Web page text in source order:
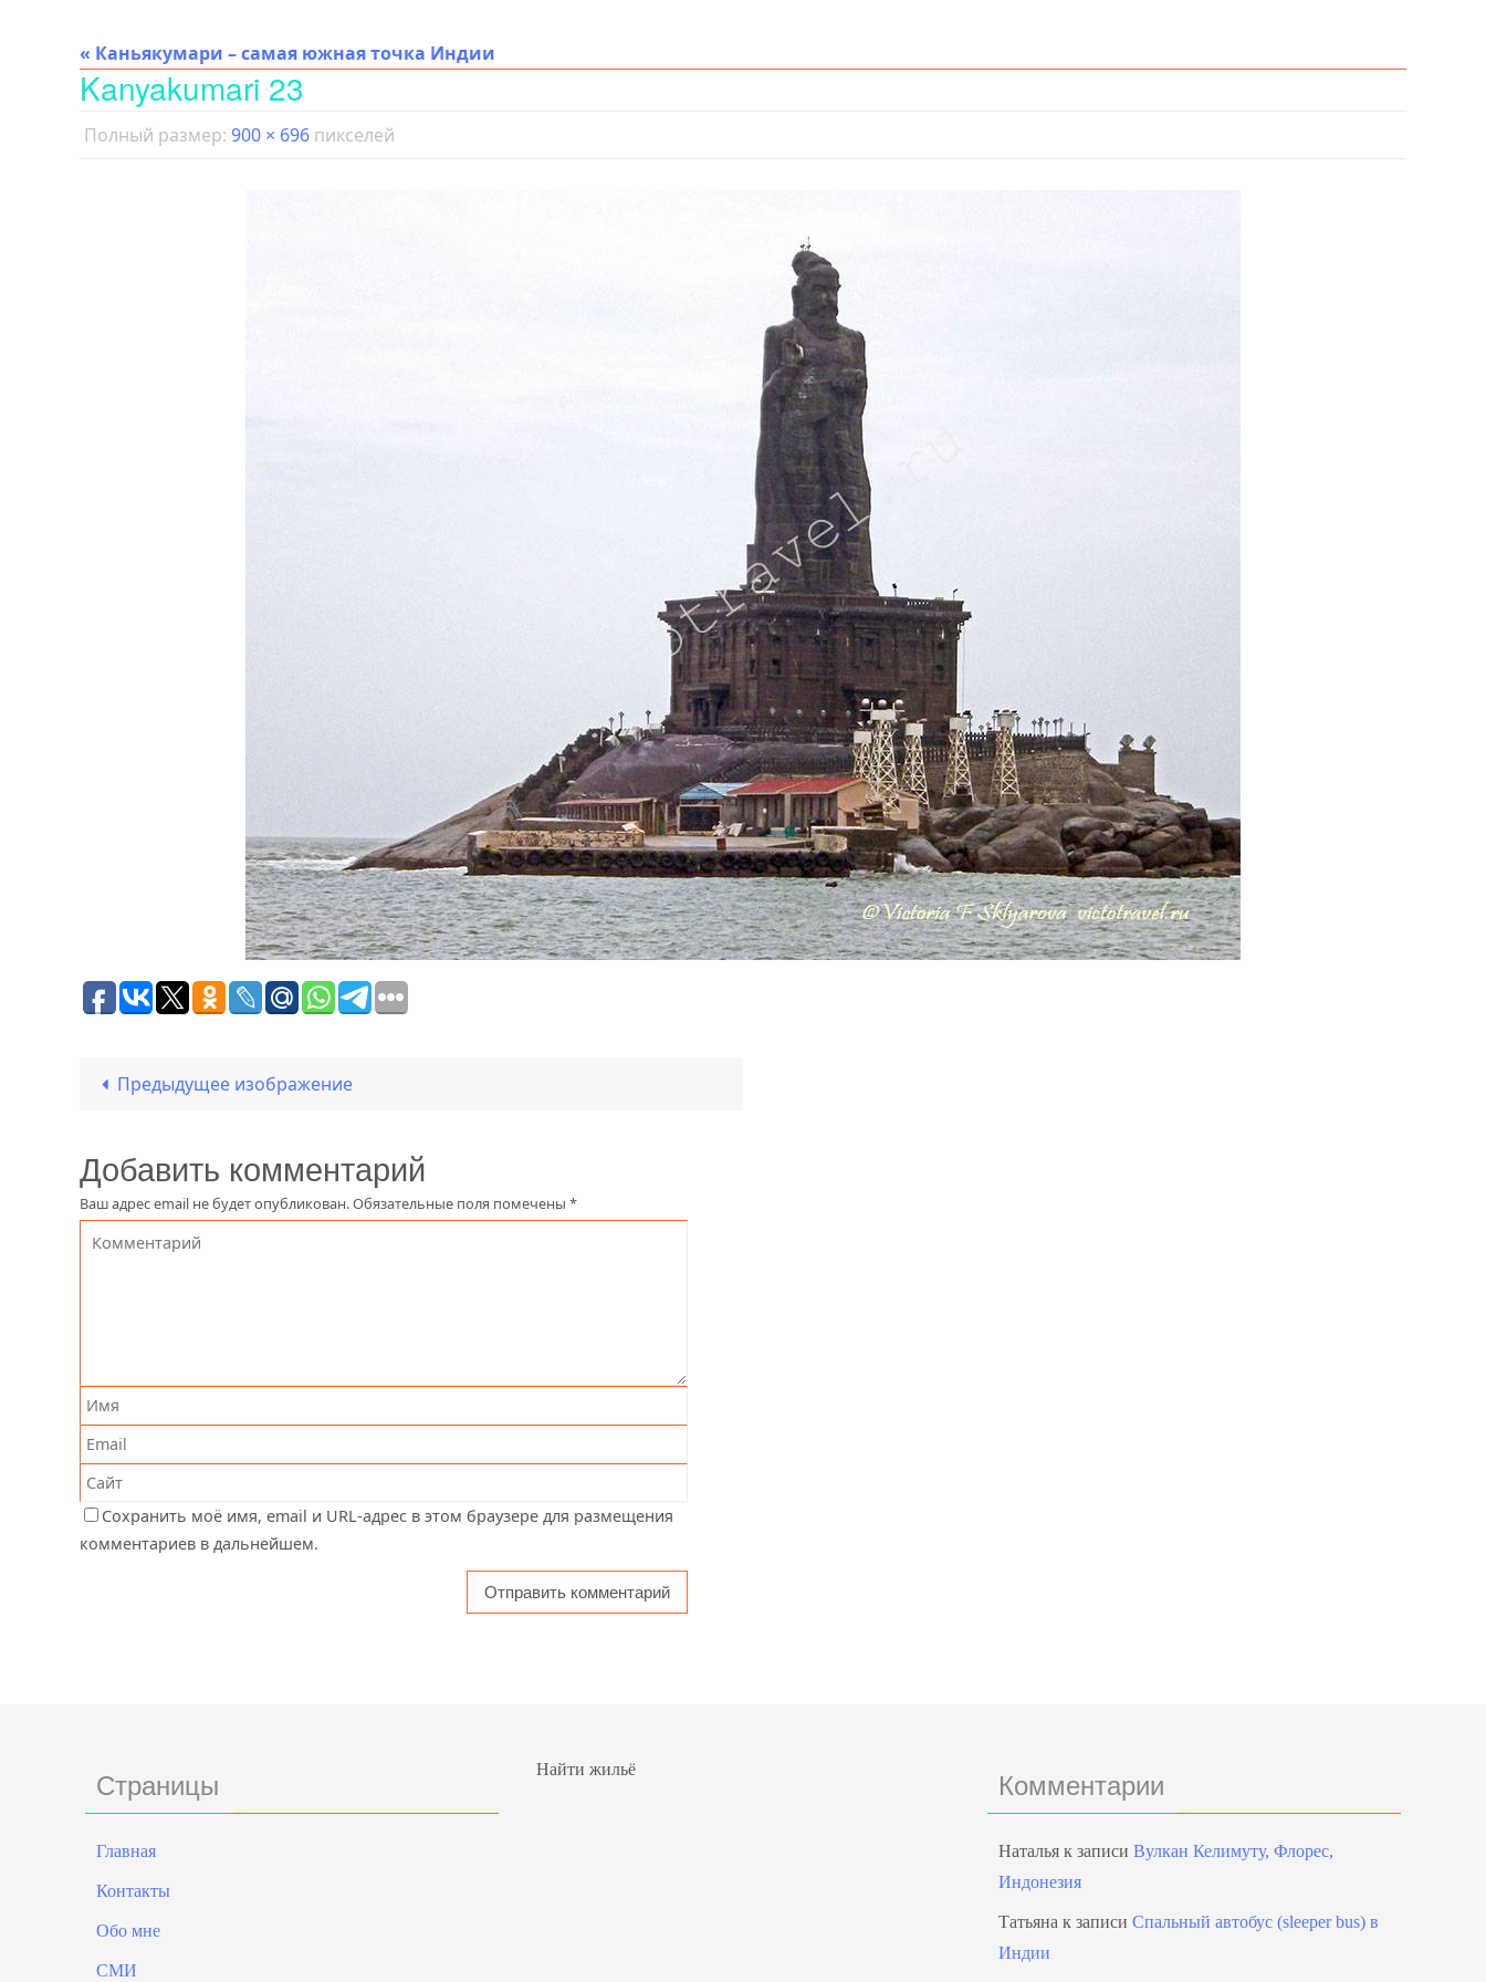
« Каньякумари – самая южная точка Индии
Kanyakumari 23
Полный размер: 900 × 696 пикселей
Предыдущее изображение
Добавить комментарий
Ваш адрес email не будет опубликован.Обязательные поля помечены *
Сохранить моё имя, email и URL-адрес в этом браузере для размещения
комментариев в дальнейшем.
Страницы
Главная
Контакты
Обо мне
СМИ
Найти жильё Комментарии
Наталья к записи Вулкан Келимуту, Флорес,
Индонезия
Татьяна к записи Спальный автобус (sleeper bus) в
Индии